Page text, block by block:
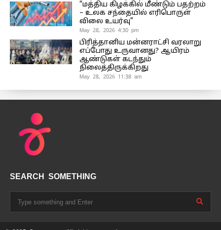
“மத்திய கிழக்கில் மீண்டும் பதற்றம்
– உலக சந்தையில் எரிபொருள்
விலை உயர்வு”
May 28, 2026 4:30 pm
பிரித்தானிய மன்னராட்சி வரலாறு
எப்போது உருவானது? ஆயிரம்
ஆண்டுகள் கடந்தும்
நிலைத்திருக்கிறது
May 28, 2026 11:38 am
SEARCH SOMETHING